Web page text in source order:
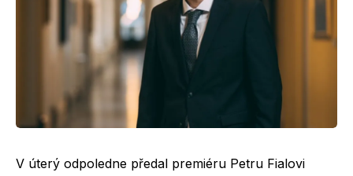
V úterý odpoledne předal premiéru Petru Fialovi